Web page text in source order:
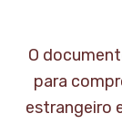
O
para
estrangeiro